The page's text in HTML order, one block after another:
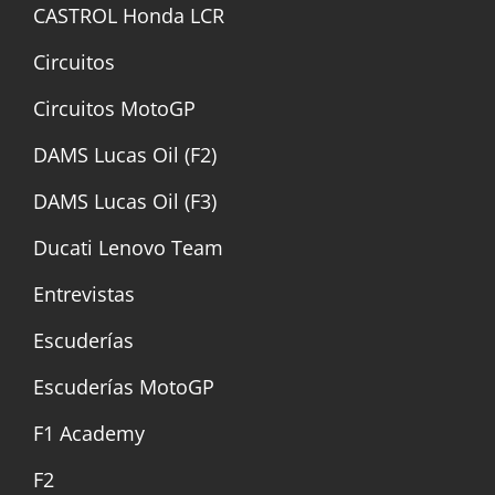
CASTROL Honda LCR
Circuitos
Circuitos MotoGP
DAMS Lucas Oil (F2)
DAMS Lucas Oil (F3)
Ducati Lenovo Team
Entrevistas
Escuderías
Escuderías MotoGP
F1 Academy
F2